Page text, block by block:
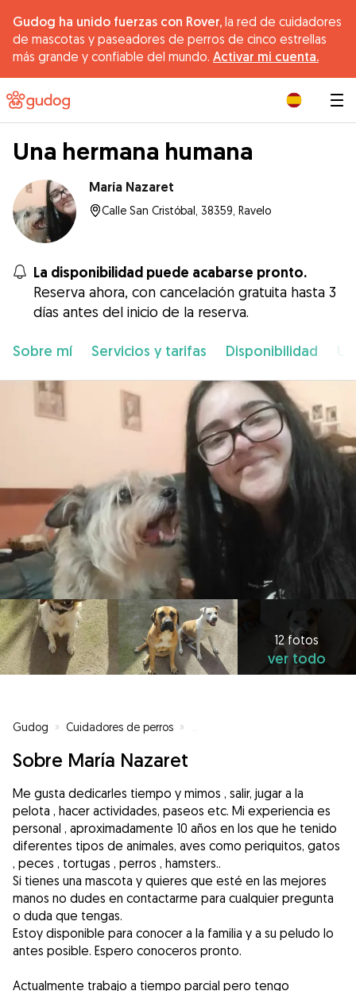
Gudog ha unido fuerzas con Rover, la red de cuidadores
de mascotas y paseadores de perros de cinco estrellas
más grande y confiable del mundo. Activar mi cuenta.
Una hermana humana
María Nazaret
Calle San Cristóbal, 38359, Ravelo
La disponibilidad puede acabarse pronto.
Reserva ahora, con cancelación gratuita hasta 3
días antes del inicio de la reserva.
Sobre mí Servicios y tarifas Disponibilidad
12 fotos
ver todo
Gudog » Cuidadores de perros »
Sobre María Nazaret
Me gusta dedicarles tiempo y mimos , salir, jugar a la
pelota , hacer actividades, paseos etc. Mi experiencia es
personal , aproximadamente 10 años en los que he tenido
diferentes tipos de animales, aves como periquitos, gatos
, peces , tortugas , perros , hamsters..
Si tienes una mascota y quieres que esté en las mejores
manos no dudes en contactarme para cualquier pregunta
o duda que tengas.
Estoy disponible para conocer a la familia y a su peludo lo
antes posible. Espero conoceros pronto.
Actualmente trabajo a tiempo parcial pero tengo